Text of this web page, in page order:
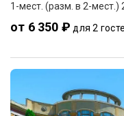
1-мест. (разм. в 2-мест.)
от 6 350 ₽ для 2